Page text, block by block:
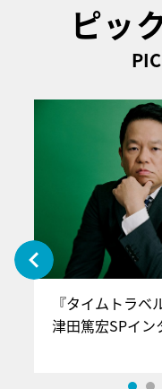
ピッ
『タイムトラベ
津田篤宏SP